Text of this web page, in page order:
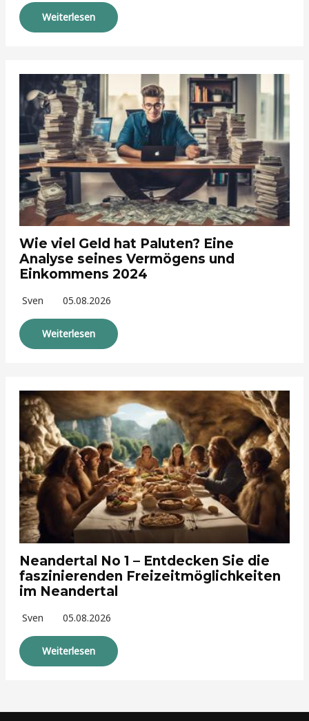
Weiterlesen
Wie viel Geld hat Paluten? Eine
Analyse seines Vermögens und
Einkommens 2024
Sven 05.08.2026
Weiterlesen
Neandertal No 1 – Entdecken Sie die
faszinierenden Freizeitmöglichkeiten
im Neandertal
Sven 05.08.2026
Weiterlesen